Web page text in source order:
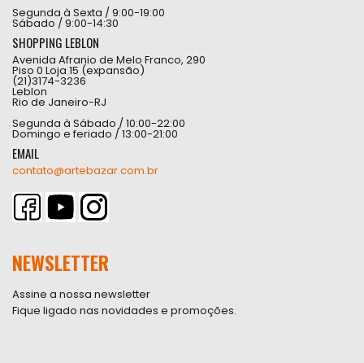
Segunda à Sexta / 9:00-19:00
Sábado / 9:00-14:30
SHOPPING LEBLON
Avenida Afranio de Melo Franco, 290
Piso 0 Loja 15 (expansão)
(21)3174-3236
Leblon
Rio de Janeiro-RJ
Segunda à Sábado / 10:00-22:00
Domingo e feriado / 13:00-21:00
EMAIL
contato@artebazar.com.br
NEWSLETTER
Assine a nossa newsletter
Fique ligado nas novidades e promoções.